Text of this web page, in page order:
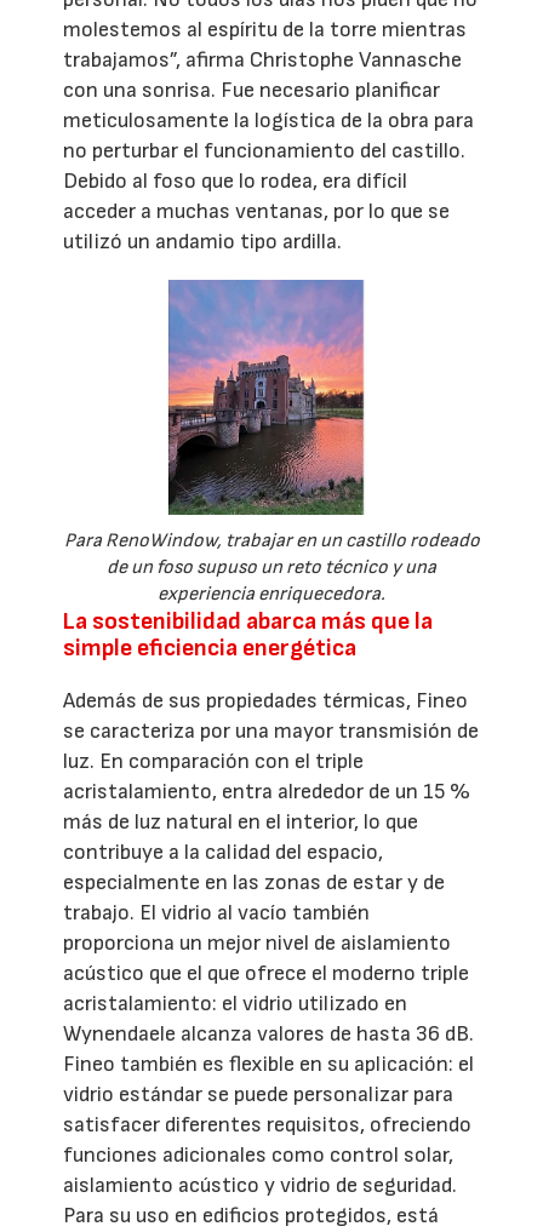
molestemos al espíritu de la torre mientras
trabajamos”, afirma Christophe Vannasche
con una sonrisa. Fue necesario planificar
meticulosamente la logística de la obra para
no perturbar el funcionamiento del castillo.
Debido al foso que lo rodea, era difícil
acceder a muchas ventanas, por lo que se
utilizó un andamio tipo ardilla.
Para RenoWindow, trabajar en un castillo rodeado
de un foso supuso un reto técnico y una
experiencia enriquecedora.
La sostenibilidad abarca más que la
simple eficiencia energética
Además de sus propiedades térmicas, Fineo
se caracteriza por una mayor transmisión de
luz. En comparación con el triple
acristalamiento, entra alrededor de un 15 %
más de luz natural en el interior, lo que
contribuye a la calidad del espacio,
especialmente en las zonas de estar y de
trabajo. El vidrio al vacío también
proporciona un mejor nivel de aislamiento
acústico que el que ofrece el moderno triple
acristalamiento: el vidrio utilizado en
Wynendaele alcanza valores de hasta 36 dB.
Fineo también es flexible en su aplicación: el
vidrio estándar se puede personalizar para
satisfacer diferentes requisitos, ofreciendo
funciones adicionales como control solar,
aislamiento acústico y vidrio de seguridad.
Para su uso en edificios protegidos, está